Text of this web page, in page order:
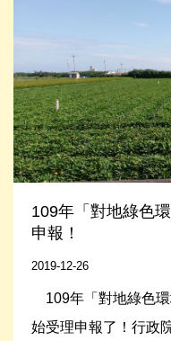
Read More
109年「對地綠色
申報！
2019-12-26
109年「對地綠色環
始受理申報了！行政